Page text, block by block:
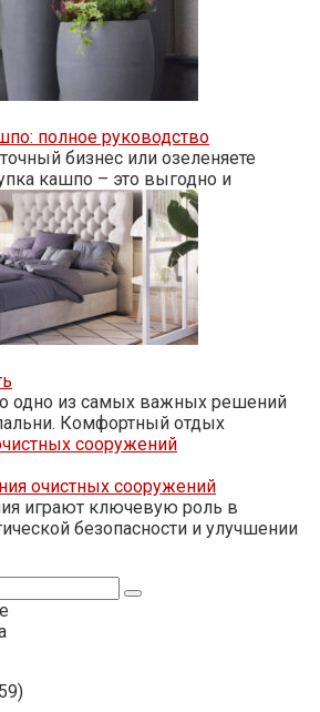
полное руководство
бизнес или озеленяете
кашпо – это выгодно и
одно из самых важных решений
Комфортный отдых
очистных сооружений
играют ключевую роль в
безопасности и улучшении